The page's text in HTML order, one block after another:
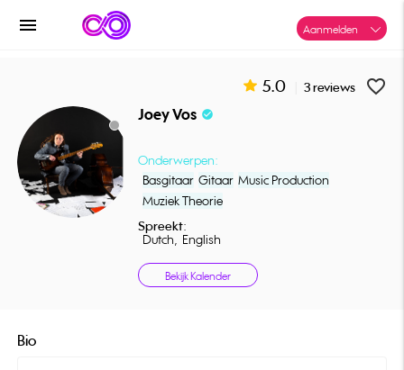
menu Aanmelden
5.0 3 reviews favorite_border
Joey Vos check_circle
Onderwerpen:
Basgitaar Gitaar Music Production
Muziek Theorie
Spreekt:
Dutch,
English
Bekijk Kalender
Bio